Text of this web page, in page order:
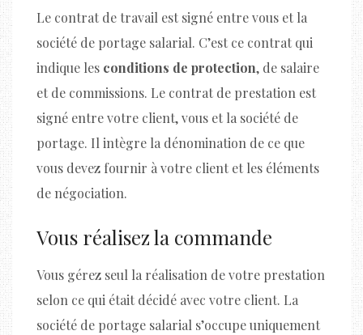
Le contrat de travail est signé entre vous et la
société de portage salarial. C’est ce contrat qui
indique les conditions de protection, de salaire
et de commissions. Le contrat de prestation est
signé entre votre client, vous et la société de
portage. Il intègre la dénomination de ce que
vous devez fournir à votre client et les éléments
de négociation.
Vous réalisez la commande
Vous gérez seul la réalisation de votre prestation
selon ce qui était décidé avec votre client. La
société de portage salarial s’occupe uniquement